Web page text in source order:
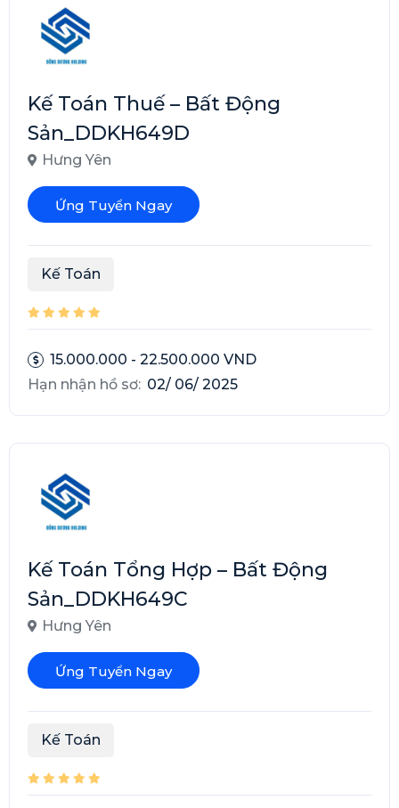
Kế Toán Thuế – Bất Động
Sản_DDKH649D
Hưng Yên
Ứng Tuyển Ngay
Kế Toán
15.000.000 - 22.500.000 VND
Hạn nhận hồ sơ: 02/ 06/ 2025
Kế Toán Tổng Hợp – Bất Động
Sản_DDKH649C
Hưng Yên
Ứng Tuyển Ngay
Kế Toán